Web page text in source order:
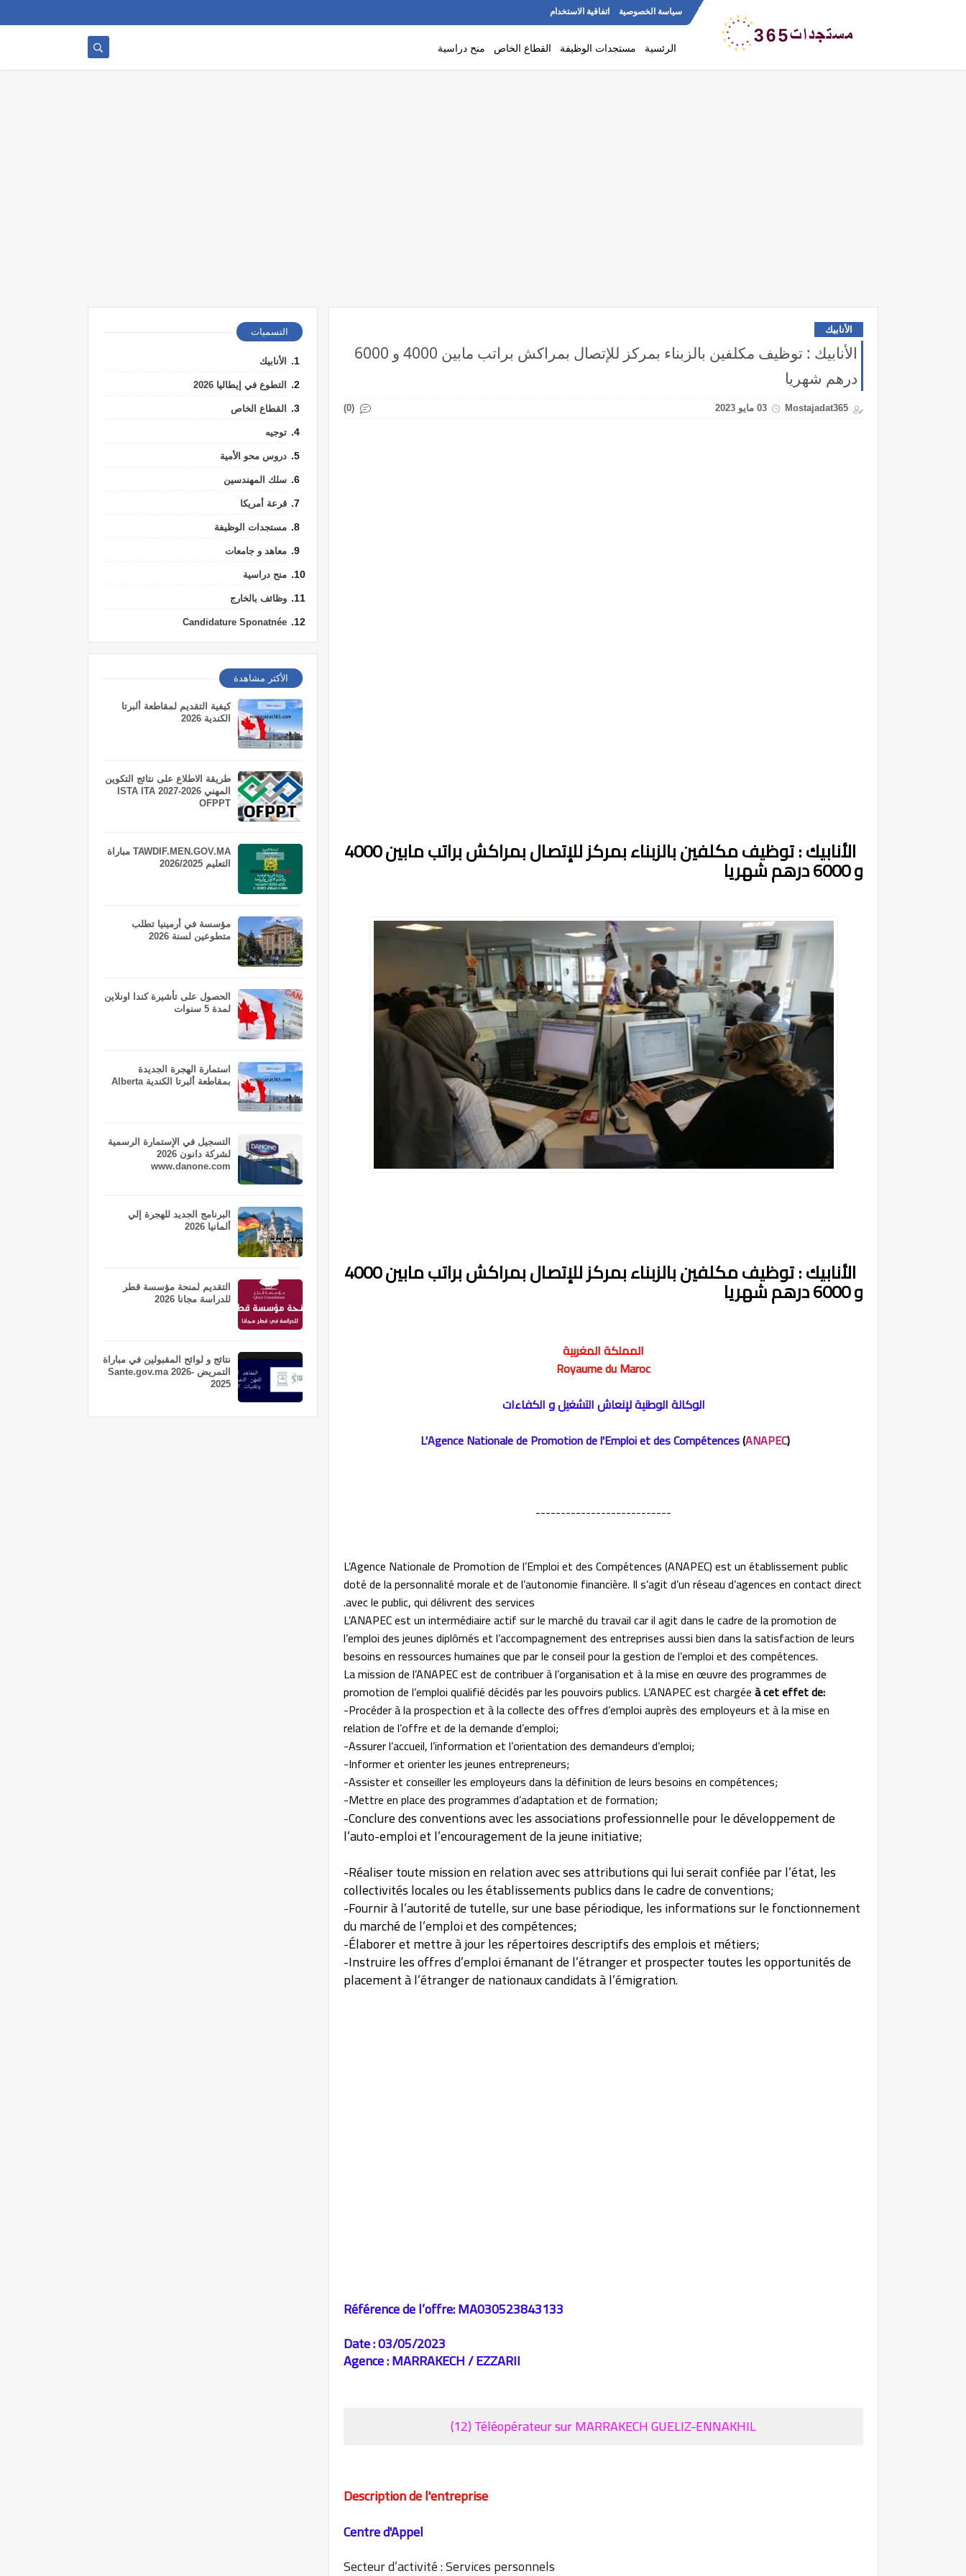
سياسة الخصوصية اتفاقية الاستخدام
الرئسية مستجدات الوظيفة القطاع الخاص منح دراسية
الأنابيك
الأنابيك : توظيف مكلفين بالزبناء بمركز للإتصال بمراكش براتب مابين 4000 و 6000
درهم شهريا
Mostajadat365 03 مايو 2023 (0)
الأنابيك : توظيف مكلفين بالزبناء بمركز للإتصال بمراكش براتب مابين 4000
و 6000 درهم شهريا
الأنابيك : توظيف مكلفين بالزبناء بمركز للإتصال بمراكش براتب مابين 4000
و 6000 درهم شهريا
المملكة المغربية
Royaume du Maroc
الوكالة الوطنية لإنعاش التشغيل و الكفاءات
L'Agence Nationale de Promotion de l'Emploi et des Compétences(ANAPEC)
---------------------------
L’Agence Nationale de Promotion de l’Emploi et des Compétences (ANAPEC) est un établissement public
doté de la personnalité morale et de l’autonomie financière. Il s’agit d’un réseau d’agences en contact direct
avec le public, qui délivrent des services.
L’ANAPEC est un intermédiaire actif sur le marché du travail car il agit dans le cadre de la promotion de
l’emploi des jeunes diplômés et l’accompagnement des entreprises aussi bien dans la satisfaction de leurs
besoins en ressources humaines que par le conseil pour la gestion de l’emploi et des compétences.
La mission de l’ANAPEC est de contribuer à l’organisation et à la mise en œuvre des programmes de
promotion de l’emploi qualifié décidés par les pouvoirs publics. L’ANAPEC est chargéeà cet effet de:
-Procéder à la prospection et à la collecte des offres d’emploi auprès des employeurs et à la mise en
relation de l’offre et de la demande d’emploi;
-Assurer l’accueil, l’information et l’orientation des demandeurs d’emploi;
-Informer et orienter les jeunes entrepreneurs;
-Assister et conseiller les employeurs dans la définition de leurs besoins en compétences;
-Mettre en place des programmes d’adaptation et de formation;
-Conclure des conventions avec les associations professionnelle pour le développement de
l’auto-emploi et l’encouragement de la jeune initiative;
-Réaliser toute mission en relation avec ses attributions qui lui serait confiée par l’état, les
collectivités locales ou les établissements publics dans le cadre de conventions;
-Fournir à l’autorité de tutelle, sur une base périodique, les informations sur le fonctionnement
du marché de l’emploi et des compétences;
-Élaborer et mettre à jour les répertoires descriptifs des emplois et métiers;
-Instruire les offres d’emploi émanant de l’étranger et prospecter toutes les opportunités de
placement à l’étranger de nationaux candidats à l’émigration.
Référence de l’offre:MA030523843133
Date :03/05/2023
Agence :MARRAKECH / EZZARII
(12) Téléopérateursur MARRAKECH GUELIZ-ENNAKHIL
Description de l'entreprise
Centre d'Appel
Secteur d’activité : Services personnels
التسميات
الأنابيك
التطوع في إيطاليا 2026
القطاع الخاص
توجيه
دروس محو الأمية
سلك المهندسين
قرعة أمريكا
مستجدات الوظيفة
معاهد و جامعات
منح دراسية
وظائف بالخارج
Candidature Sponatnée
الأكثر مشاهدة
كيفية التقديم لمقاطعة ألبرتا
الكندية 2026
طريقة الاطلاع على نتائج التكوين
المهني 2026-2027 ISTA ITA
OFPPT
TAWDIF.MEN.GOV.MA مباراة
التعليم 2026/2025
مؤسسة في أرمينيا تطلب
متطوعين لسنة 2026
الحصول على تأشيرة كندا اونلاين
لمدة 5 سنوات
استمارة الهجرة الجديدة
بمقاطعة ألبرتا الكندية Alberta
التسجيل في الإستمارة الرسمية
لشركة دانون 2026
www.danone.com
البرنامج الجديد للهجرة إلي
ألمانيا 2026
التقديم لمنحة مؤسسة قطر
للدراسة مجانا 2026
نتائج و لوائح المقبولين في مباراة
التمريض Sante.gov.ma 2026-
2025